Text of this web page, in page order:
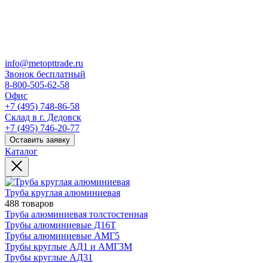
info@metopttrade.ru
Звонок бесплатный
8-800-505-62-58
Офис
+7 (495) 748-86-58
Склад в г. Дедовск
+7 (495) 746-20-77
Оставить заявку
Каталог
Труба круглая алюминиевая
488 товаров
Труба алюминиевая толстостенная
Трубы алюминиевые Д16Т
Трубы алюминиевые АМГ5
Трубы круглые АД1 и АМГ3М
Трубы круглые АД31